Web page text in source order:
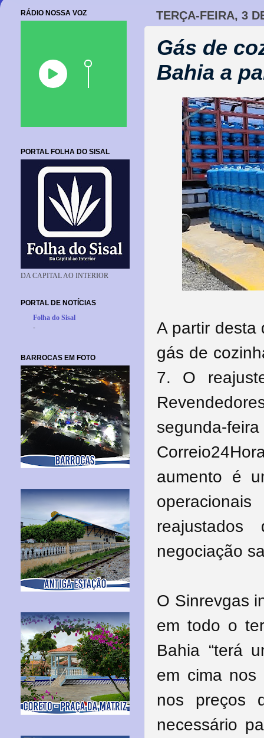
TERÇA-FEIRA, 3
Gás de
Bahia a
A partir desta
gás de
7. O
segunda-
aumento é
negociação
O Sinrevgas
em todo o
Bahia “terá
em cima nos
nos preços
necessário
RÁDIO NOSSA VOZ
PORTAL FOLHA DO SISAL
DA CAPITAL AO INTERIOR
PORTAL DE NOTÍCIAS
Folha do Sisal
-
BARROCAS EM FOTO